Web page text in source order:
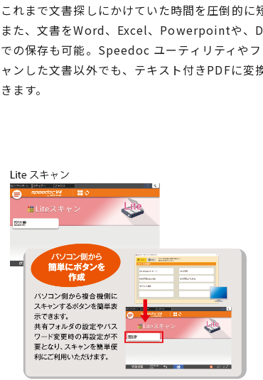
これまで文書探しにかけていた時間を圧倒的に
また、文書をWord、Excel、Powerpointや、
での保存も可能。Speedoc ユーティリティや
ャンした文書以外でも、テキスト付きPDFに変
きます。